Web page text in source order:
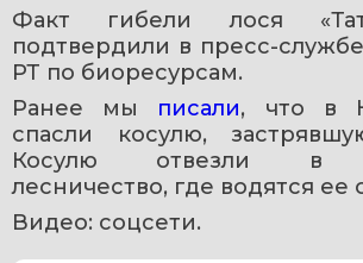
Факт гибели лося
подтвердили в пресс-
РТ по биоресурсам.
Ранее мы писали, что в
спасли косулю,
Косулю отвезли в
лесничество, где водятся ее
Видео: соцсети.